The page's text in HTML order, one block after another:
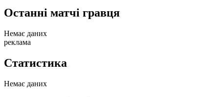
Останні матчі гравця
Немає даних
реклама
Статистика
Немає даних